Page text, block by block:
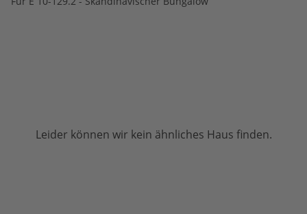
Leider können wir kein ähnliches Haus finden.